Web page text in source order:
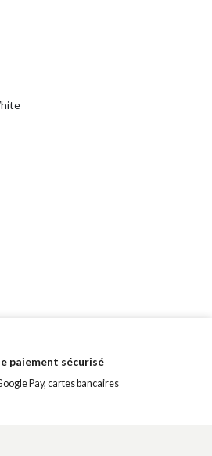
paiement sécurisé
Pay, cartes bancaires